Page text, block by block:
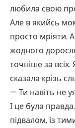
любила свою
Але в якийсь
просто мріяти.
жодного
точніше за
сказала крізь
— Ти навіть не
І це була
підвалом, із